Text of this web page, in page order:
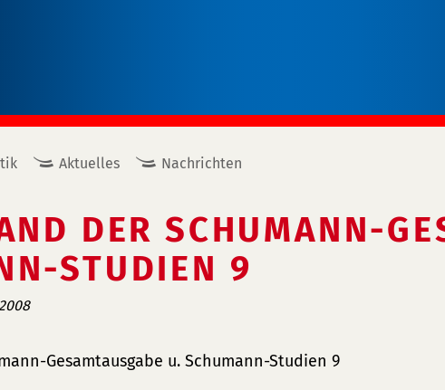
Aktuelles Nachrichten
DER SCHUMANN-
STUDIEN 9
Gesamtausgabe u. Schumann-Studien 9